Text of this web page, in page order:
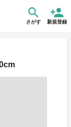
さがす 新規登録